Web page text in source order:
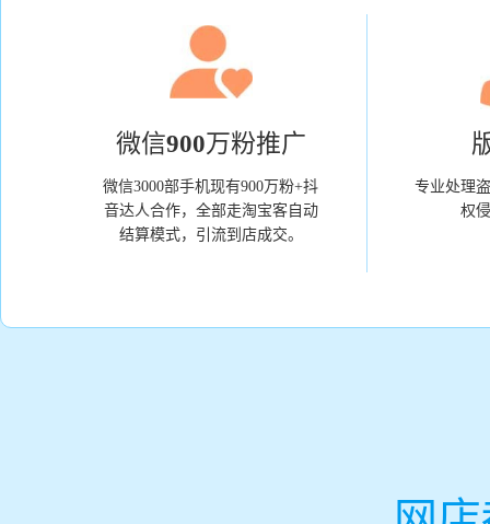
微信900万粉推广
微信3000部手机现有900万粉+抖
音达人合作，全部走淘宝客自动
结算模式，引流到店成交。
专业处理
权